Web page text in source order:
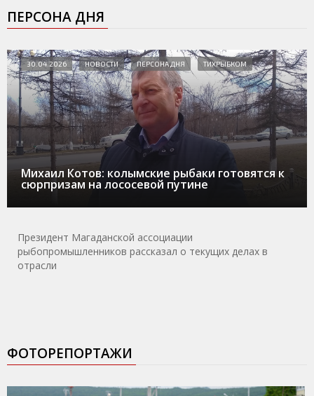
ПЕРСОНА ДНЯ
Михаил Котов: колымские рыбаки готовятся к
сюрпризам на лососевой путине
30.04.2026 НОВОСТИ ПЕРСОНА ДНЯ ТИХРЫБКОМ
Президент Магаданской ассоциации
рыбопромышленников рассказал о текущих делах в
отрасли
ФОТОРЕПОРТАЖИ